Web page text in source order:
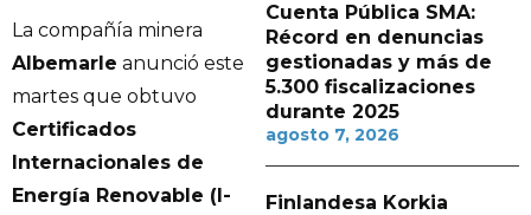
La compañía minera
Albemarle anunció este
martes que obtuvo
Certificados
Internacionales de
Energía Renovable (I-
Cuenta Pública SMA:
Récord en denuncias
gestionadas y más de
5.300 fiscalizaciones
durante 2025
agosto 7, 2026
Finlandesa Korkia